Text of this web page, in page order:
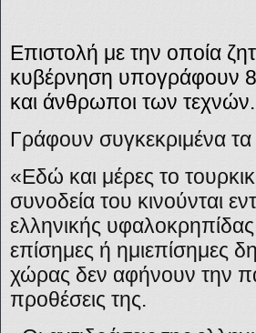
Επιστολή με την οποία
κυβέρνηση υπογράφουν
και άνθρωποι των τεχνών.
Γράφουν συγκεκριμένα τα
«Εδώ και μέρες το
συνοδεία του κινούνται
ελληνικής
επίσημες ή ημιεπίσημες
χώρας δεν αφήνουν την
προθέσεις της.